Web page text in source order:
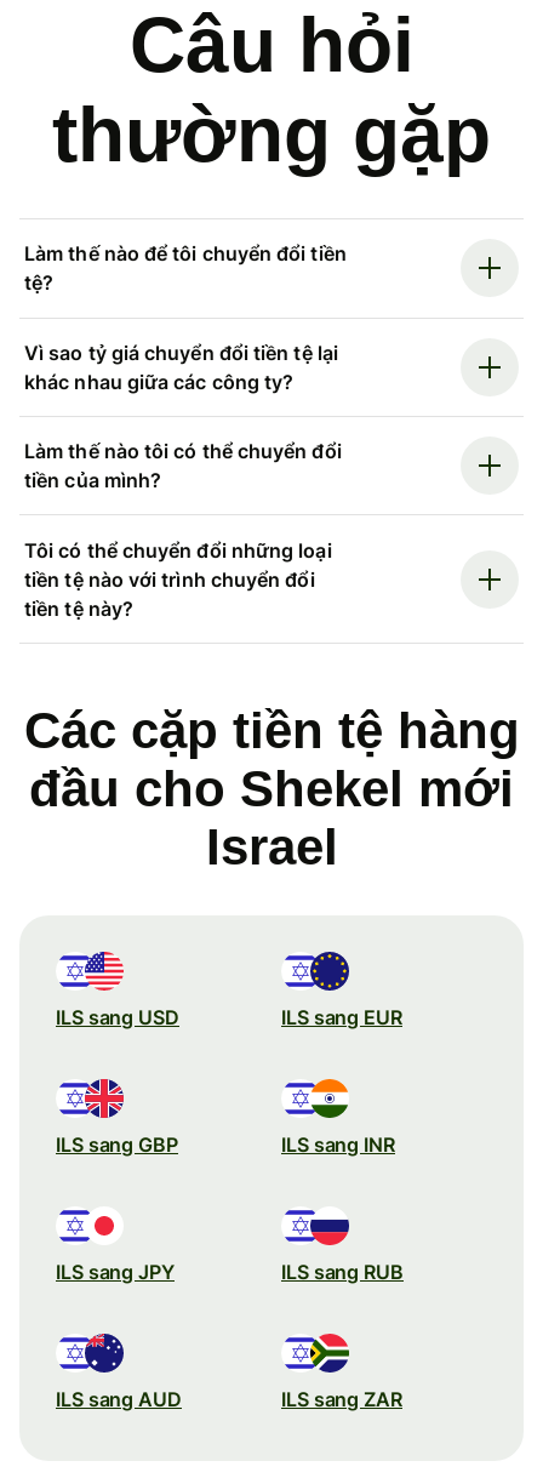
Câu hỏi
thường gặp
Làm thế nào để tôi chuyển đổi tiền
tệ?
Vì sao tỷ giá chuyển đổi tiền tệ lại
khác nhau giữa các công ty?
Làm thế nào tôi có thể chuyển đổi
tiền của mình?
Tôi có thể chuyển đổi những loại
tiền tệ nào với trình chuyển đổi
tiền tệ này?
Các cặp tiền tệ hàng
đầu cho Shekel mới
Israel
ILS sang USD ILS sang EUR
ILS sang GBP ILS sang INR
ILS sang JPY ILS sang RUB
ILS sang AUD ILS sang ZAR